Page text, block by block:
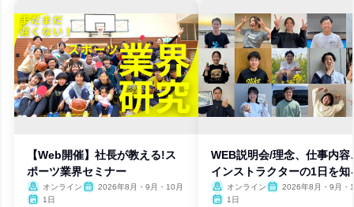
【Web開催】社長が教える!ス
ポーツ業界セミナー
オンライン
2026年8月・9月・10月
1日
WEB説明会/理念、仕事内容
インストラクターの1日を知
オンライン
2026年8月・9月・
1日